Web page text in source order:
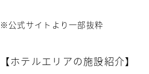
※公式サイトより一部抜粋
【ホテルエリアの施設紹介】